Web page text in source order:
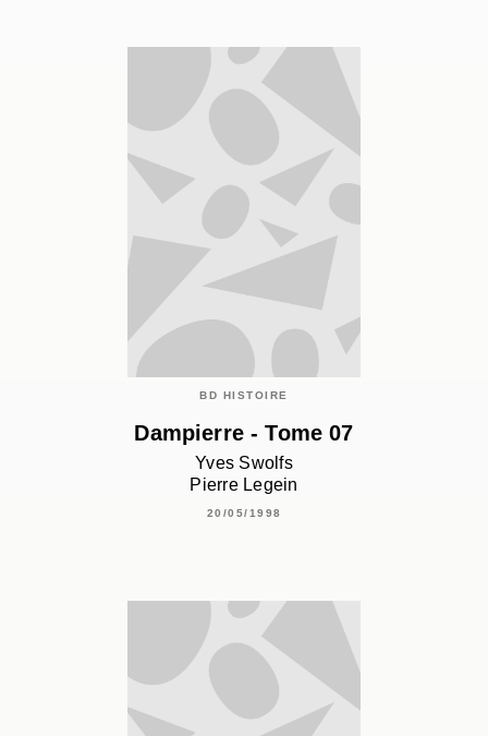
BD HISTOIRE
Dampierre - Tome 07
Yves Swolfs
Pierre Legein
20/05/1998